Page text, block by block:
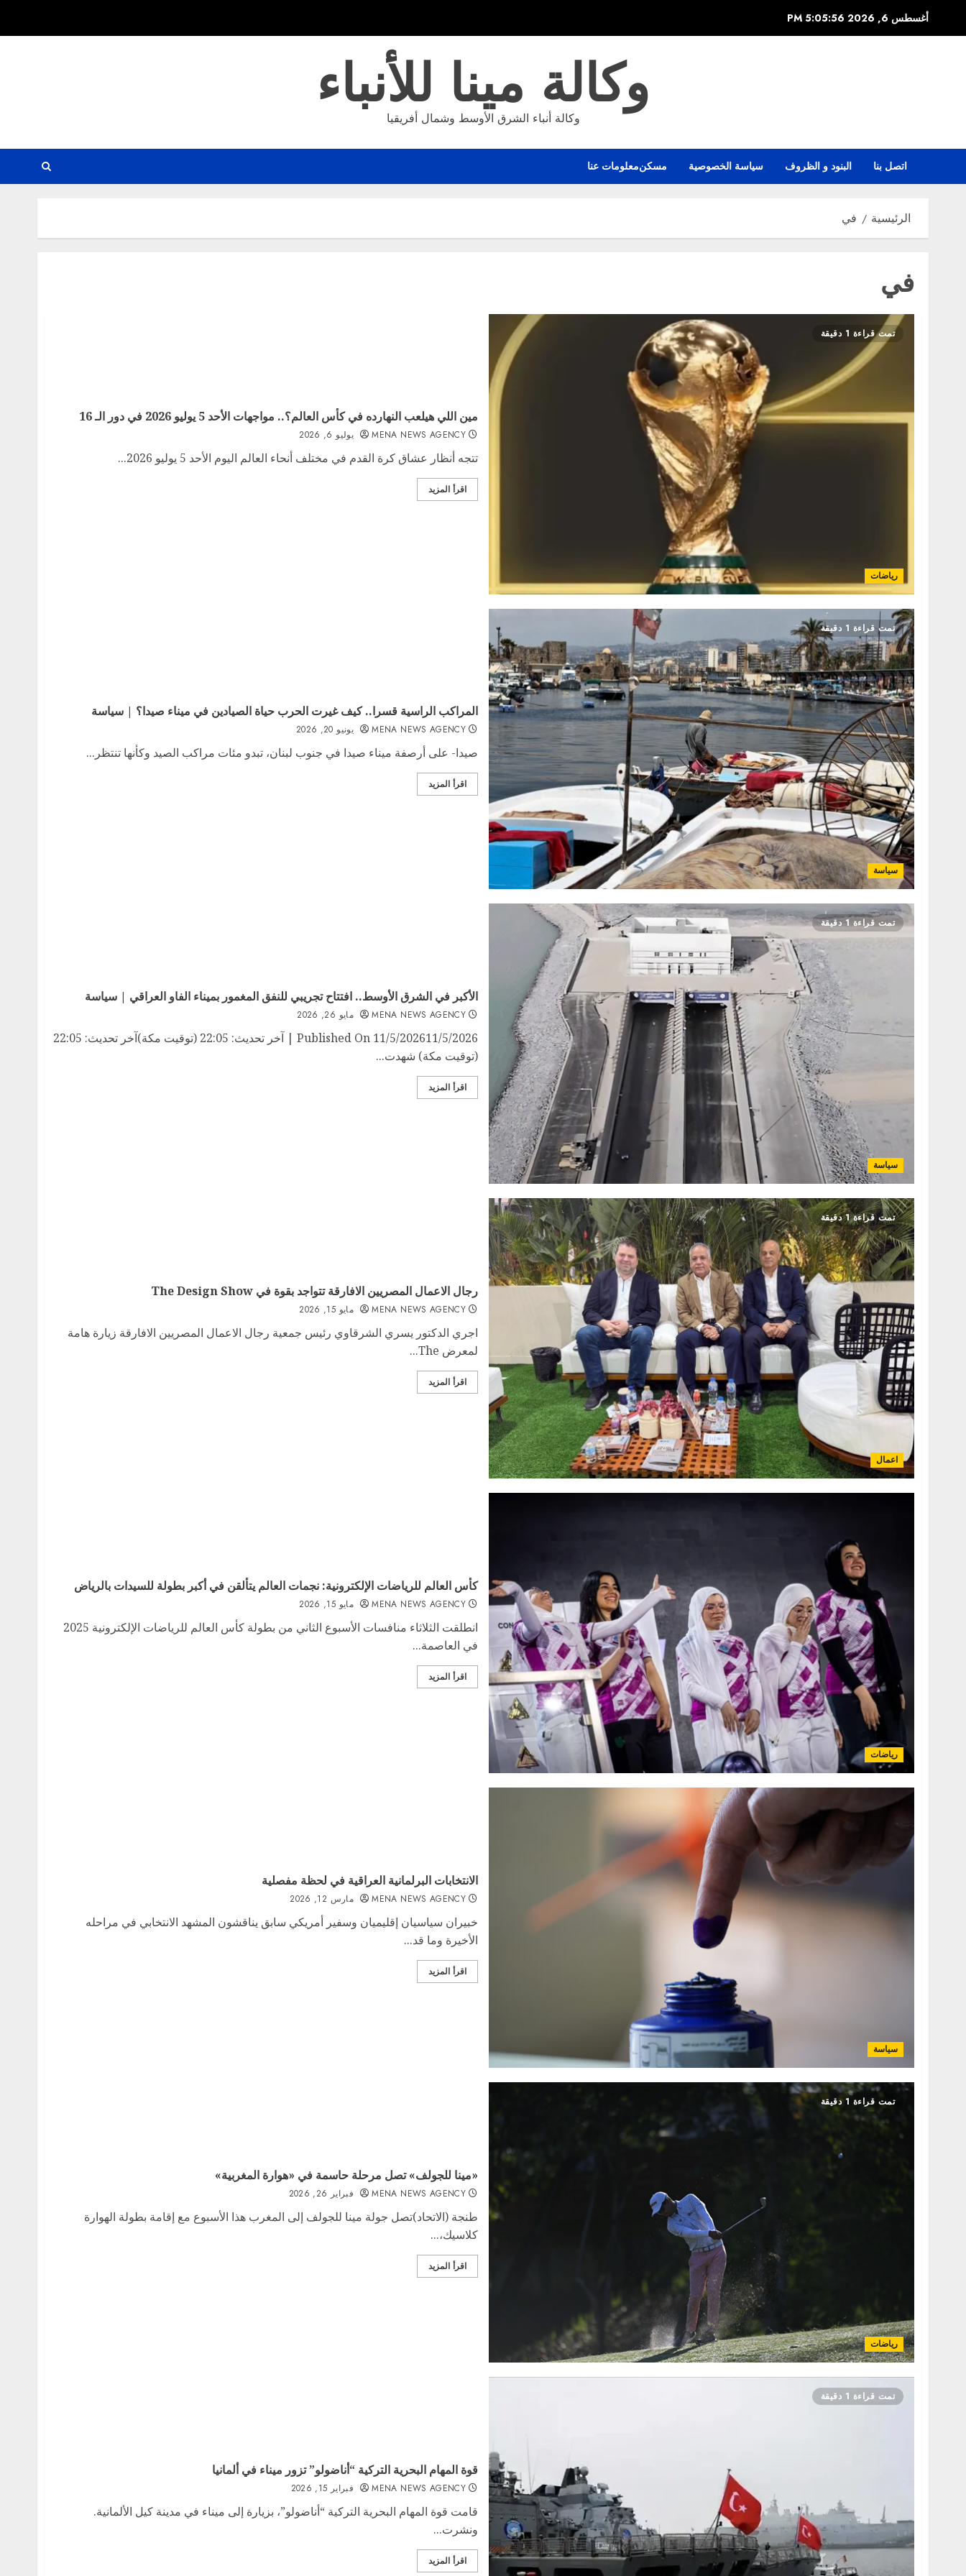
أغسطس 6, 2026 5:05:57 PM
وكالة مينا للأنباء
وكالة أنباء الشرق الأوسط وشمال أفريقيا
اتصل بنا البنود و الظروف سياسة الخصوصية مسكنمعلومات عنا
الرئيسية في
في
تمت قراءة 1 دقيقة
رياضات
مين اللي هيلعب النهارده في كأس العالم؟.. مواجهات الأحد 5 يوليو 2026 في دور الـ 16
MENA NEWS AGENCY يوليو 6, 2026
تتجه أنظار عشاق كرة القدم في مختلف أنحاء العالم اليوم الأحد 5 يوليو 2026...
اقرأ المزيد
تمت قراءة 1 دقيقة
سياسة
المراكب الراسية قسرا.. كيف غيرت الحرب حياة الصيادين في ميناء صيدا؟ | سياسة
MENA NEWS AGENCY يونيو 20, 2026
صيدا- على أرصفة ميناء صيدا في جنوب لبنان، تبدو مئات مراكب الصيد وكأنها تنتظر...
اقرأ المزيد
تمت قراءة 1 دقيقة
سياسة
الأكبر في الشرق الأوسط.. افتتاح تجريبي للنفق المغمور بميناء الفاو العراقي | سياسة
MENA NEWS AGENCY مايو 26, 2026
Published On 11/5/202611/5/2026 | آخر تحديث: 22:05 (توقيت مكة)آخر تحديث: 22:05
(توقيت مكة) شهدت...
اقرأ المزيد
تمت قراءة 1 دقيقة
اعمال
رجال الاعمال المصريين الافارقة تتواجد بقوة في The Design Show
MENA NEWS AGENCY مايو 15, 2026
اجري الدكتور يسري الشرقاوي رئيس جمعية رجال الاعمال المصريين الافارقة زيارة هامة
لمعرض The...
اقرأ المزيد
رياضات
كأس العالم للرياضات الإلكترونية: نجمات العالم يتألقن في أكبر بطولة للسيدات بالرياض
MENA NEWS AGENCY مايو 15, 2026
انطلقت الثلاثاء منافسات الأسبوع الثاني من بطولة كأس العالم للرياضات الإلكترونية 2025
في العاصمة...
اقرأ المزيد
سياسة
الانتخابات البرلمانية العراقية في لحظة مفصلية
MENA NEWS AGENCY مارس 12, 2026
خبيران سياسيان إقليميان وسفير أمريكي سابق يناقشون المشهد الانتخابي في مراحله
الأخيرة وما قد...
اقرأ المزيد
تمت قراءة 1 دقيقة
رياضات
«مينا للجولف» تصل مرحلة حاسمة في «هوارة المغربية»
MENA NEWS AGENCY فبراير 26, 2026
طنجة (الاتحاد)تصل جولة مينا للجولف إلى المغرب هذا الأسبوع مع إقامة بطولة الهوارة
كلاسيك،...
اقرأ المزيد
تمت قراءة 1 دقيقة
قوة المهام البحرية التركية “أناضولو” تزور ميناء في ألمانيا
MENA NEWS AGENCY فبراير 15, 2026
قامت قوة المهام البحرية التركية “أناضولو”، بزيارة إلى ميناء في مدينة كيل الألمانية.
ونشرت...
اقرأ المزيد